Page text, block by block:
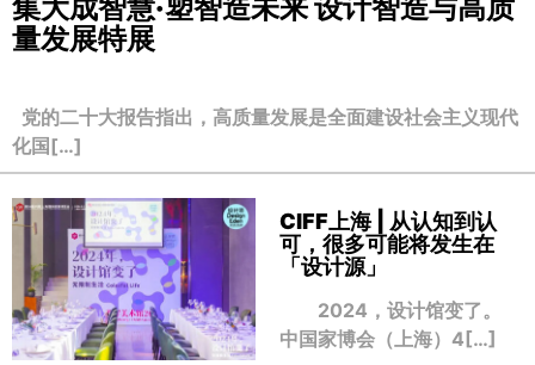
集大成智慧·塑智造未来设计智造与高质
量发展特展
党的二十大报告指出，高质量发展是全面建设社会主义现代
化国[…]
CIFF上海 | 从认知到认
可，很多可能将发生在
「设计源」
2024，设计馆变了。
中国家博会（上海）4[…]